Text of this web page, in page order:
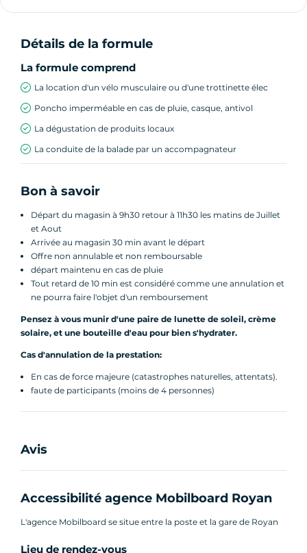
Détails de la formule
La formule comprend
La location d'un vélo musculaire ou d'une trottinette élec
Poncho imperméable en cas de pluie, casque, antivol
La dégustation de produits locaux
La conduite de la balade par un accompagnateur
Bon à savoir
Départ du magasin à 9h30 retour à 11h30 les matins de Juillet
et Aout
Arrivée au magasin 30 min avant le départ
Offre non annulable et non remboursable
départ maintenu en cas de pluie
Tout retard de 10 min est considéré comme une annulation et
ne pourra faire l'objet d'un remboursement
Pensez à vous munir d'une paire de lunette de soleil, crème
solaire, et une bouteille d'eau pour bien s'hydrater.
Cas d'annulation de la prestation:
En cas de force majeure (catastrophes naturelles, attentats).
faute de participants (moins de 4 personnes)
Avis
Accessibilité agence Mobilboard Royan
L'agence Mobilboard se situe entre la poste et la gare de Royan
Lieu de rendez-vous